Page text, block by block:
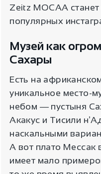
Zeitz MOCAA
популярных
Музей как
Сахары
Есть на
уникальное место-
небом ― пустыня
Акакус и Тисили
наскальными
А вот плато Мессак
имеет мало